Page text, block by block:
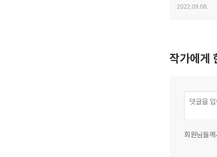
있는지 본격적
2022.09.08.
작가에게
회원님들